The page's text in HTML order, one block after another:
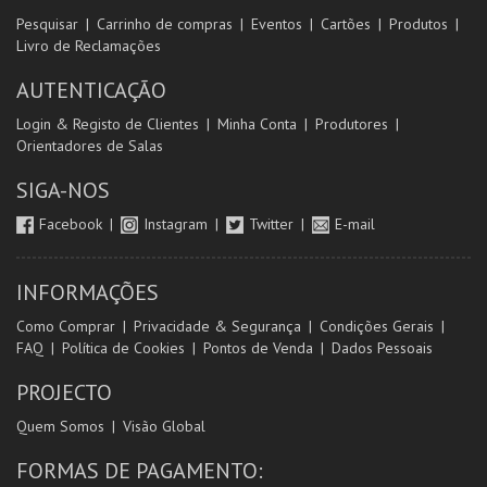
Pesquisar Carrinho de compras Eventos Cartões
Produtos
Livro de Reclamações
AUTENTICAÇÃO
Login & Registo de Clientes Minha Conta
Produtores
Orientadores de Salas
SIGA-NOS
Facebook Instagram Twitter E-mail
INFORMAÇÕES
Como Comprar Privacidade & Segurança
Condições Gerais
FAQ
Política de Cookies Pontos de Venda Dados Pessoais
PROJECTO
Quem Somos Visão Global
FORMAS DE PAGAMENTO: